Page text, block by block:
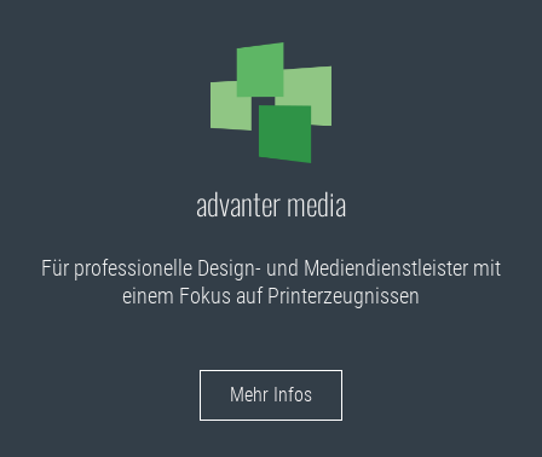
advanter media
Für professionelle Design- und Mediendienstleister mit
einem Fokus auf Printerzeugnissen
Mehr Infos